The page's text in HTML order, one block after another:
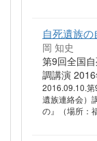
自死遺族
岡 知史
第9回全国
調講演
2016.09.10.
遺族連絡会）
の』（場所：